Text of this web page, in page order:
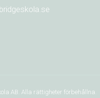
AB. Alla rättigheter förbehållna.